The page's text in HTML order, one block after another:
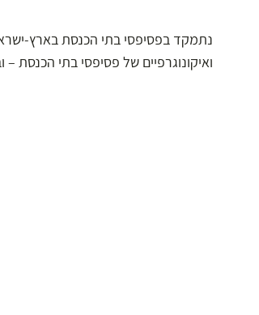
נתמקד בפסיפסי בתי הכנסת בארץ-
ואיקונוגרפיים של פסיפסי בתי הכנסת